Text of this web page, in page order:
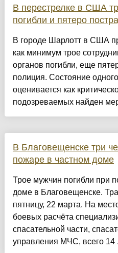
В перестрелке в США
погибли и пятеро
В городе Шарлотт в США
как минимум трое
органов погибли, еще
полиция. Состояние
оценивается как
подозреваемых найден
В Благовещенске три
пожаре в частном доме
Трое мужчин погибли при
доме в Благовещенске.
пятницу, 22 марта. На
боевых расчёта
спасательной части,
управления МЧС, всего 14